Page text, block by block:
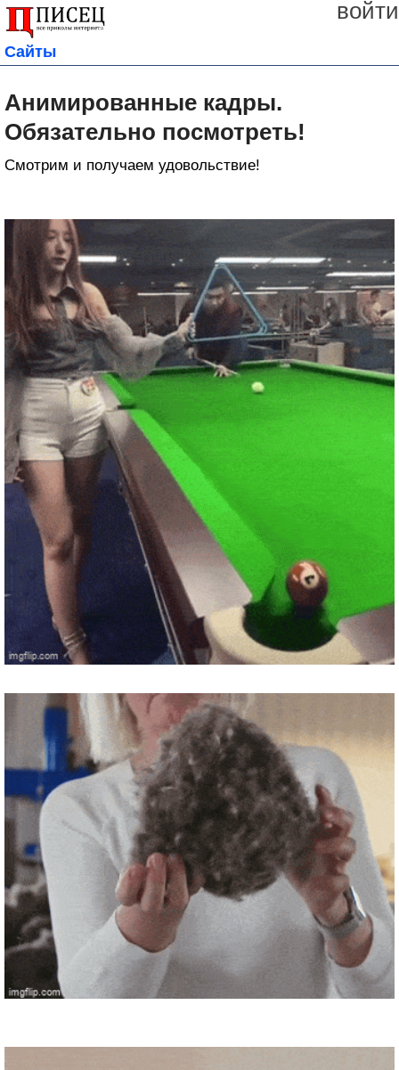
войти
Сайты
Анимированные кадры.
Обязательно посмотреть!
Смотрим и получаем удовольствие!